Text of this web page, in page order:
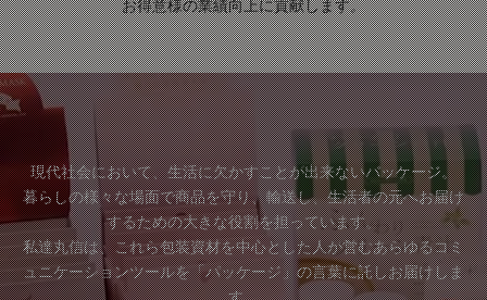
お得意様の業績向上に貢献します。
現代社会において、生活に欠かすことが出来ないパッケージ。
暮らしの様々な場面で商品を守り、輸送し、生活者の元へお届け
するための大きな役割を担っています。
私達丸信は、これら包装資材を中心とした人が営むあらゆるコミ
ュニケーションツールを「パッケージ」の言葉に託しお届けしま